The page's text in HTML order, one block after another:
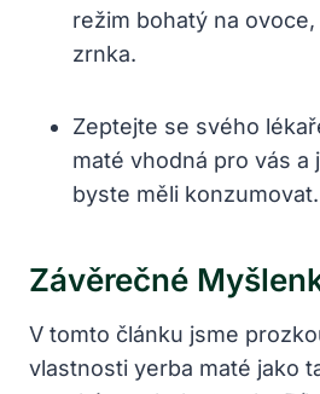
režim bohatý na
zrnka.
Zeptejte se svého
maté vhodná pro vás a
byste měli konzumovat.
Závěrečné
V tomto článku jsme
vlastnosti yerba maté jako